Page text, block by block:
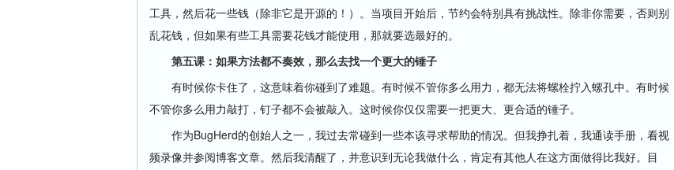
工具，然后花一些钱（除非它是开源的！）。当项目开始后，节约会特别具有挑战性。除非你需要，否则别
乱花钱，但如果有些工具需要花钱才能使用，那就要选最好的。
第五课：如果方法都不奏效，那么去找一个更大的锤子
有时候你卡住了，这意味着你碰到了难题。有时候不管你多么用力，都无法将螺栓拧入螺孔中。有时候
不管你多么用力敲打，钉子都不会被敲入。这时候你仅仅需要一把更大、更合适的锤子。
作为BugHerd的创始人之一，我过去常碰到一些本该寻求帮助的情况。但我挣扎着，我通读手册，看视
频录像并参阅博客文章。然后我清醒了，并意识到无论我做什么，肯定有其他人在这方面做得比我好。目